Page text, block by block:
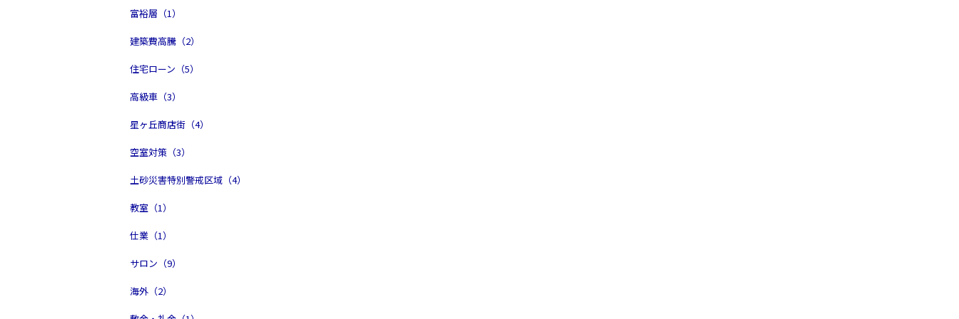
富裕層（1）
建築費高騰（2）
住宅ローン（5）
高級車（3）
星ヶ丘商店街（4）
空室対策（3）
土砂災害特別警戒区域（4）
教室（1）
仕業（1）
サロン（9）
海外（2）